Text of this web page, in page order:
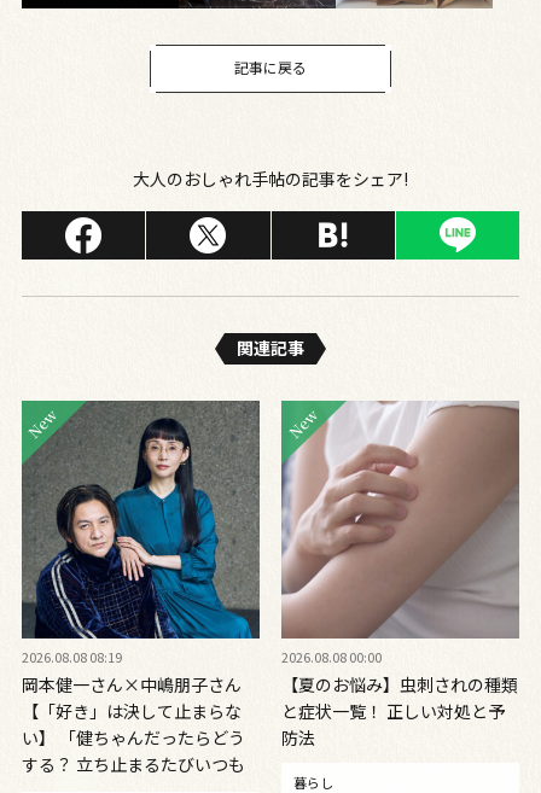
記事に戻る
大人のおしゃれ手帖の記事をシェア!
関連記事
2026.08.08 08:19
岡本健一さん×中嶋朋子さん
【「好き」は決して止まらな
い】 「健ちゃんだったらどう
する？ 立ち止まるたびいつも
2026.08.08 00:00
【夏のお悩み】虫刺されの種類
と症状一覧！ 正しい対処と予
防法
暮らし